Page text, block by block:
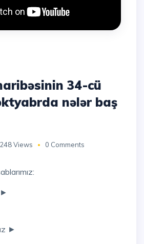
34-cü
nələr baş
248 Views 0 Comments
►
►